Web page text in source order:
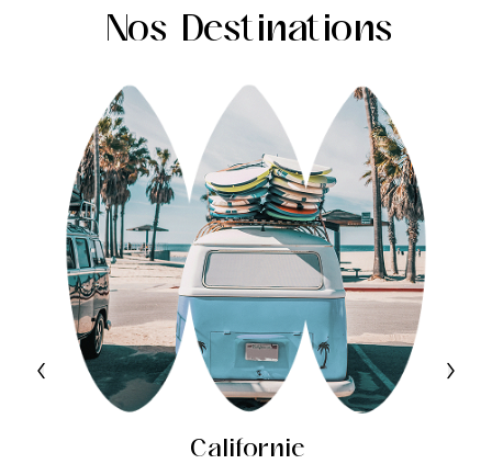
Nos Destinations
Californie